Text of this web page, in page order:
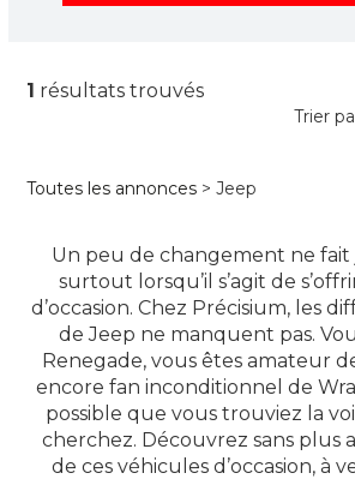
1 résultats trouvés
Trier
Toutes les annonces > Jeep
Un peu de changement ne fait
surtout lorsqu’il s’agit de
d’occasion. Chez Précisium, les
de Jeep ne manquent pas.
Renegade, vous êtes amateur
encore fan inconditionnel de
possible que vous trouviez la
cherchez. Découvrez sans plus
de ces véhicules d’occasion, à